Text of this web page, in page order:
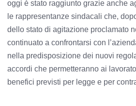
oggi è stato raggiunto grazie anche
le rappresentanze sindacali che,
dello stato di agitazione proclamato
continuato a confrontarsi con
nella predisposizione dei nuovi
accordi che permetteranno ai
benefici previsti per legge e per